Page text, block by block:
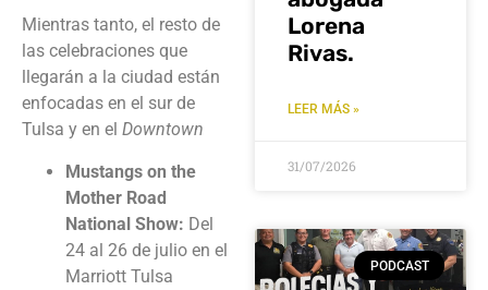
Mientras tanto, el resto de
las celebraciones que
llegarán a la ciudad están
enfocadas en el sur de
Tulsa y en el Downtown
Mustangs on the
Mother Road
National Show: Del
24 al 26 de julio en el
Marriott Tulsa
Lorena
Rivas.
LEER MÁS »
31/07/2026
PODCAST